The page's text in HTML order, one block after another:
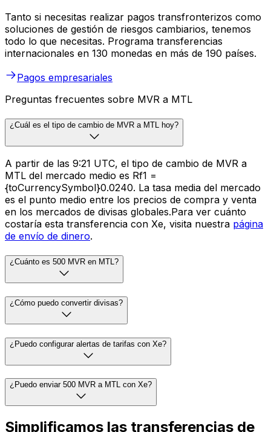
Tanto si necesitas realizar pagos transfronterizos como
soluciones de gestión de riesgos cambiarios, tenemos
todo lo que necesitas. Programa transferencias
internacionales en 130 monedas en más de 190 países.
Pagos empresariales
Preguntas frecuentes sobre MVR a MTL
¿Cuál es el tipo de cambio de MVR a MTL hoy?
A partir de las 9:21 UTC, el tipo de cambio de MVR a
MTL del mercado medio es Rf1 =
{toCurrencySymbol}0.0240. La tasa media del mercado
es el punto medio entre los precios de compra y venta
en los mercados de divisas globales.Para ver cuánto
costaría esta transferencia con Xe, visita nuestra página
de envío de dinero.
¿Cuánto es 500 MVR en MTL?
¿Cómo puedo convertir divisas?
¿Puedo configurar alertas de tarifas con Xe?
¿Puedo enviar 500 MVR a MTL con Xe?
Simplificamos las transferencias de